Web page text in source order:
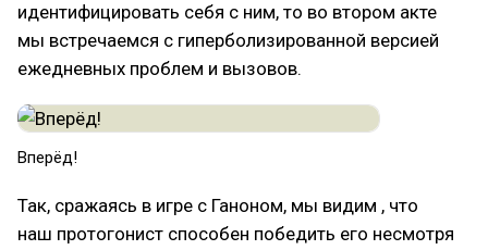
идентифицировать себя с ним, то во втором акте
мы встречаемся с гиперболизированной версией
ежедневных проблем и вызовов.
Вперёд!
Так, сражаясь в игре с Ганоном, мы видим , что
наш протогонист способен победить его несмотря